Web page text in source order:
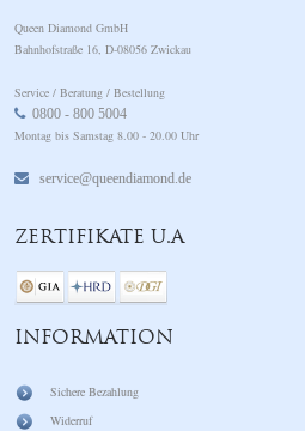
Queen Diamond GmbH
Bahnhofstraße 16, D-08056 Zwickau
Service / Beratung / Bestellung
0800 - 800 5004
Montag bis Samstag 8.00 - 20.00 Uhr
service@queendiamond.de
ZERTIFIKATE U.A
INFORMATION
Sichere Bezahlung
Widerruf